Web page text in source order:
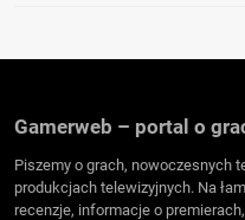
Gamerweb – portal o
Piszemy o grach, nowoczesnych
produkcjach telewizyjnych. Na
recenzje, informacje o